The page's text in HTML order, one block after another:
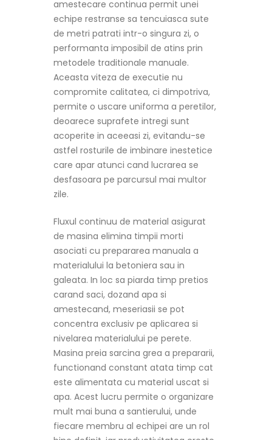
amestecare continua permit unei
echipe restranse sa tencuiasca sute
de metri patrati intr-o singura zi, o
performanta imposibil de atins prin
metodele traditionale manuale.
Aceasta viteza de executie nu
compromite calitatea, ci dimpotriva,
permite o uscare uniforma a peretilor,
deoarece suprafete intregi sunt
acoperite in aceeasi zi, evitandu-se
astfel rosturile de imbinare inestetice
care apar atunci cand lucrarea se
desfasoara pe parcursul mai multor
zile.
Fluxul continuu de material asigurat
de masina elimina timpii morti
asociati cu prepararea manuala a
materialului la betoniera sau in
galeata. In loc sa piarda timp pretios
carand saci, dozand apa si
amestecand, meseriasii se pot
concentra exclusiv pe aplicarea si
nivelarea materialului pe perete.
Masina preia sarcina grea a prepararii,
functionand constant atata timp cat
este alimentata cu material uscat si
apa. Acest lucru permite o organizare
mult mai buna a santierului, unde
fiecare membru al echipei are un rol